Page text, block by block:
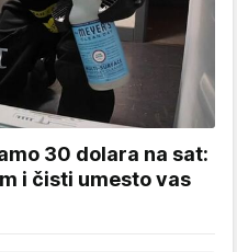
30 dolara na sat:
i čisti umesto vas